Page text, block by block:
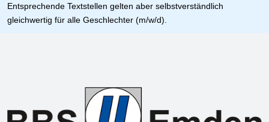
Entsprechende Textstellen gelten aber selbstverständlich
gleichwertig für alle Geschlechter (m/w/d).